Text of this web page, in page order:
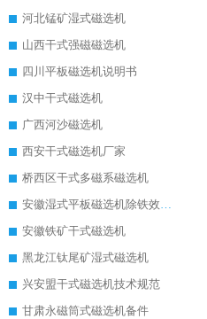
河北锰矿湿式磁选机
山西干式强磁磁选机
四川平板磁选机说明书
汉中干式磁选机
广西河沙磁选机
西安干式磁选机厂家
桥西区干式多磁系磁选机
安徽湿式平板磁选机除铁效果怎么样
安徽铁矿干式磁选机
黑龙江钛尾矿湿式磁选机
兴安盟干式磁选机技术规范
甘肃永磁筒式磁选机备件